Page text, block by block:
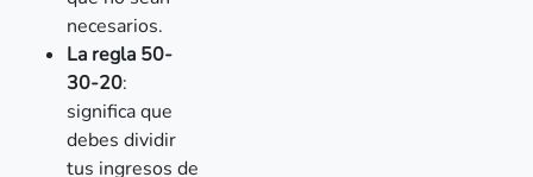
necesarios.
La regla 50-
30-20:
significa que
debes dividir
tus ingresos de